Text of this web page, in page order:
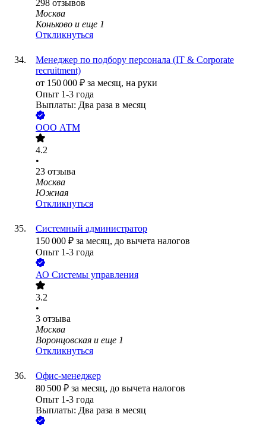
298 отзывов
Москва
Коньково и еще 1
Откликнуться
Менеджер по подбору персонала (IT & Corporate
recruitment)
от 150 000 ₽ за месяц, на руки
Опыт 1-3 года
Выплаты: Два раза в месяц
ООО АТМ
4.2
•
23 отзыва
Москва
Южная
Откликнуться
Системный администратор
150 000 ₽ за месяц, до вычета налогов
Опыт 1-3 года
АО Системы управления
3.2
•
3 отзыва
Москва
Воронцовская и еще 1
Откликнуться
Офис-менеджер
80 500 ₽ за месяц, до вычета налогов
Опыт 1-3 года
Выплаты: Два раза в месяц